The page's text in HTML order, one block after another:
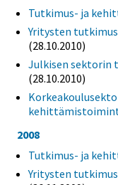
Tutkimus- ja
Yritysten
(28.10.2010)
Julkisen
(28.10.2010)
2008
Tutkimus- ja
Yritysten